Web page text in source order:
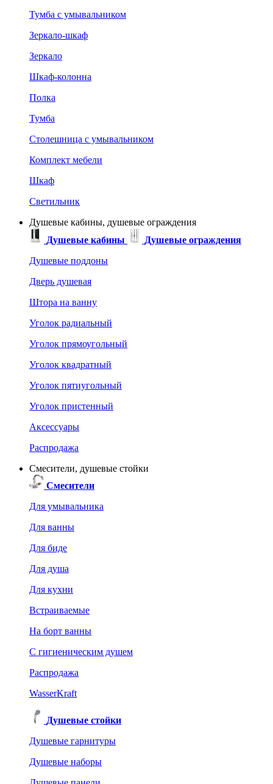
Тумба с умывальником
Зеркало-шкаф
Зеркало
Шкаф-колонна
Полка
Тумба
Столешница с умывальником
Комплект мебели
Шкаф
Светильник
Душевые кабины, душевые ограждения
Душевые кабины
Душевые ограждения
Душевые поддоны
Дверь душевая
Штора на ванну
Уголок радиальный
Уголок прямоугольный
Уголок квадратный
Уголок пятиугольный
Уголок пристенный
Аксессуары
Распродажа
Смесители, душевые стойки
Смесители
Для умывальника
Для ванны
Для биде
Для душа
Для кухни
Встраиваемые
На борт ванны
C гигиеническим душем
Распродажа
WasserKraft
Душевые стойки
Душевые гарнитуры
Душевые наборы